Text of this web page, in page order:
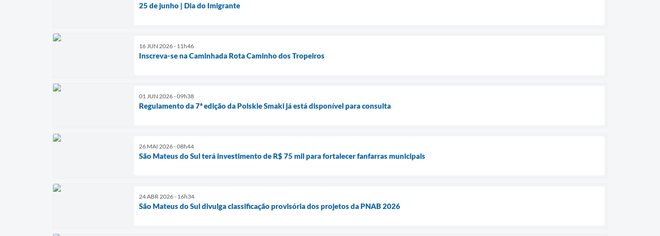
25 de junho | Dia do Imigrante
16 JUN 2026 - 11h46
Inscreva-se na Caminhada Rota Caminho dos Tropeiros
01 JUN 2026 - 09h38
Regulamento da 7ª edição da Polskie Smaki já está disponível para consulta
26 MAI 2026 - 08h44
São Mateus do Sul terá investimento de R$ 75 mil para fortalecer fanfarras municipais
24 ABR 2026 - 16h34
São Mateus do Sul divulga classificação provisória dos projetos da PNAB 2026